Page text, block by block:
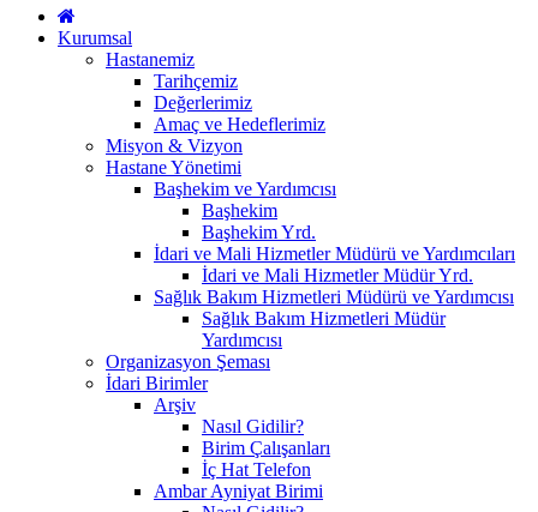
Kurumsal
Hastanemiz
Tarihçemiz
Değerlerimiz
Amaç ve Hedeflerimiz
Misyon & Vizyon
Hastane Yönetimi
Başhekim ve Yardımcısı
Başhekim
Başhekim Yrd.​
İdari ve Mali Hizmetler Müdürü ve Yardımcıları
İdari ve Mali Hizmetler Müdür Yrd.
Sağlık Bakım Hizmetleri Müdürü ve Yardımcısı
Sağlık Bakım Hizmetleri Müdür
Yardımcısı
Organizasyon Şeması
İdari Birimler
Arşiv
Nasıl Gidilir?
Birim Çalışanları
İç Hat Telefon
Ambar Ayniyat Birimi